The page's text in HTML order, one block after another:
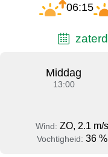
06:15
Middag
13:00
Wind: ZO, 2.1 m/s
Vochtigheid: 36 %